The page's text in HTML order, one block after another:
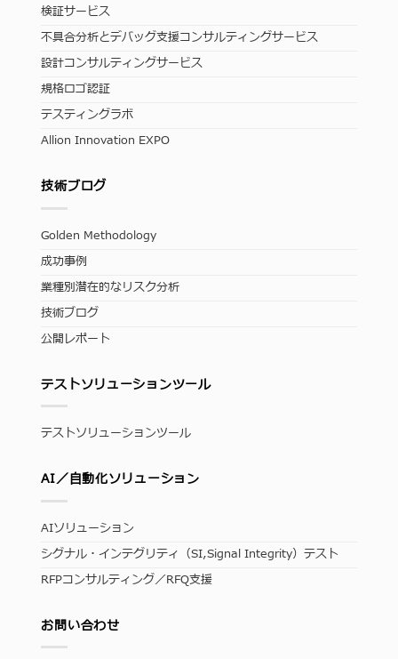
検証サービス
不具合分析とデバッグ支援コンサルティングサービス
設計コンサルティングサービス
規格ロゴ認証
テスティングラボ
Allion Innovation EXPO
技術ブログ
Golden Methodology
成功事例
業種別潜在的なリスク分析
技術ブログ
公開レポート
テストソリューションツール
テストソリューションツール
AI／自動化ソリューション
AIソリューション
シグナル・インテグリティ（SI,Signal Integrity）テスト
RFPコンサルティング／RFQ支援
お問い合わせ